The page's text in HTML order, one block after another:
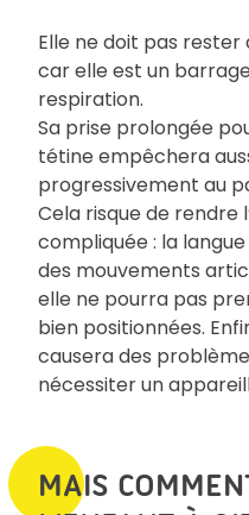
Elle ne doit pas rester
car elle est un
respiration.
Sa prise prolongée
tétine empêchera
progressivement au
Cela risque de rendre
compliquée : la
des mouvements
elle ne pourra pas
bien positionnées.
causera des
nécessiter un
MAIS